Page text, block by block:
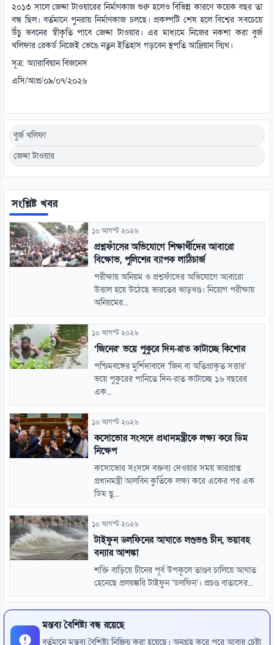
২০১৩ সালে জেদ্দা টাওয়ারের নির্মাণকাজ শুরু হলেও বিভিন্ন কারণে কয়েক বছর তা
বন্ধ ছিল। বর্তমানে পুনরায় নির্মাণকাজ চলছে। প্রকল্পটি শেষ হলে বিশ্বের সবচেয়ে
উঁচু ভবনের স্বীকৃতি পাবে জেদ্দা টাওয়ার। এর মাধ্যমে নিজের নকশা করা বুর্জ
খলিফার রেকর্ড নিজেই ভেঙে নতুন ইতিহাস গড়বেন স্থপতি আদ্রিয়ান স্মিথ।
সূত্র: অ্যারাবিয়ান বিজনেস
এসি/আপ্র/০৯/০৭/২০২৬
বুর্জ খলিফা
জেদ্দা টাওয়ার
সংশ্লিষ্ট খবর
১০ আগস্ট ২০২৬
প্রশ্নফাঁসের অভিযোগে শিক্ষার্থীদের আবারো
বিক্ষোভ, পুলিশের ব্যাপক লাঠিচার্জ
পরীক্ষায় অনিয়ম ও প্রশ্নফাঁসের অভিযোগে আবারো
উত্তাল হয়ে উঠেছে ভারতের ঝাড়খণ্ড। নিয়োগ পরীক্ষায়
অনিয়মের...
১০ আগস্ট ২০২৬
‘জিনের’ ভয়ে পুকুরে দিন-রাত কাটাচ্ছে কিশোর
পশ্চিমবঙ্গের মুর্শিদাবাদে ‘জিন বা অতিপ্রাকৃত সত্তার’
ভয়ে পুকুরের পানিতে দিন-রাত কাটাচ্ছে ১৬ বছরের
এক...
১০ আগস্ট ২০২৬
কসোভোর সংসদে প্রধানমন্ত্রীকে লক্ষ্য করে ডিম
নিক্ষেপ
কসোভোর সংসদে বক্তব্য দেওয়ার সময় ভারপ্রাপ্ত
প্রধানমন্ত্রী আলবিন কুর্তিকে লক্ষ্য করে একের পর এক
ডিম ছু...
১০ আগস্ট ২০২৬
টাইফুন ডলফিনের আঘাতে লণ্ডভণ্ড চীন, ভয়াবহ
বন্যার আশঙ্কা
শক্তি বাড়িয়ে চীনের পূর্ব উপকূলে তাণ্ডব চালিয়ে আঘাত
হেনেছে প্রলয়ঙ্করি টাইফুন ‘ডলফিন’। প্রচণ্ড বাতাসের...
মন্তব্য বৈশিষ্ট্য বন্ধ রয়েছে
বর্তমানে মন্তব্য বৈশিষ্ট্য নিষ্ক্রিয় করা হয়েছে। অনুগ্রহ করে পরে আবার চেষ্টা